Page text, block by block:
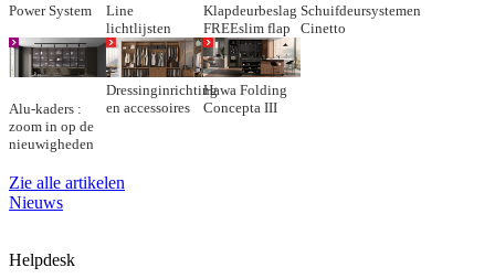
Power System
Line
lichtlijsten
Klapdeurbeslag
FREEslim flap
Schuifdeursystemen
Cinetto
Alu-kaders :
zoom in op de
nieuwigheden
Dressinginrichting
en accessoires
Hawa Folding
Concepta III
Zie alle artikelen
Nieuws
Helpdesk